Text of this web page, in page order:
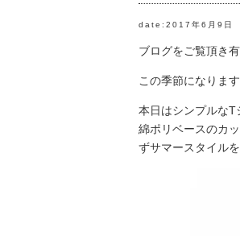
date:2017年6月9日
ブログをご覧頂き
この季節になりま
本日はシンプルなT
綿ポリベースのカ
ずサマースタイル